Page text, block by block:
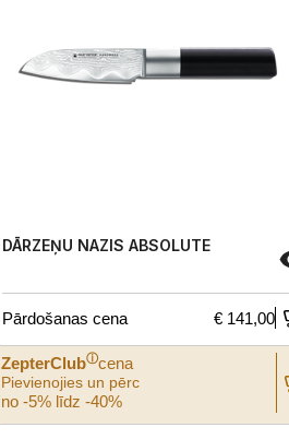
DĀRZEŅU NAZIS ABSOLUTE
Pārdošanas cena € 141,00
ZepterClubⓘcena
Pievienojies un pērc
no -5% līdz -40%